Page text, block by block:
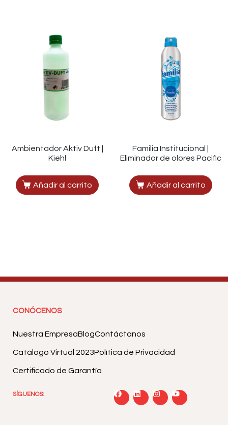
Ambientador Aktiv Duft |
Kiehl
Añadir al carrito
Familia Institucional |
Eliminador de olores Pacific
Añadir al carrito
CONÓCENOS
Nuestra EmpresaBlogContáctanos
Catálogo Virtual 2023Política de Privacidad
Certificado de Garantía
SÍGUENOS: